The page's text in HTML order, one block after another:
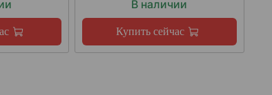
В наличии
Купить сейчас